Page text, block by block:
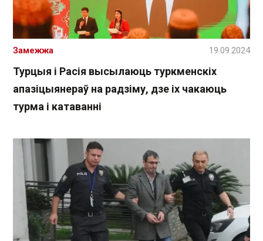
Турцыя і Расія высылаюць туркменскіх
апазіцыянераў на радзіму, дзе іх чакаюць
турма і катаванні
Замежжа 19.09.2024